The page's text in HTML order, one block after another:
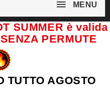
MENU
SUMMER è valida
PERMUTE
TUTTO AGOSTO